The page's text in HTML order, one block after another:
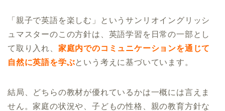
「親子で英語を楽しむ」というサンリオイングリッシ
ュマスターのこの方針は、英語学習を日常の一部とし
て取り入れ、 家庭内でのコミュニケーションを通じて
自然に英語を学ぶという考えに基づいています。
結局、どちらの教材が優れているかは一概には言えま
せん。家庭の状況や、子どもの性格、親の教育方針な